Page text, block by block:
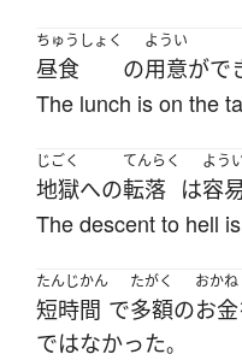
ちゅうしょく
昼食 の
ようい
用意がで
The lunch is on the
じごく
地獄への
てんらく
転落 は
よう
容
The descent to hell
たんじかん
短時間 で
たがく
多額の
おかね
お金
ではなかった。